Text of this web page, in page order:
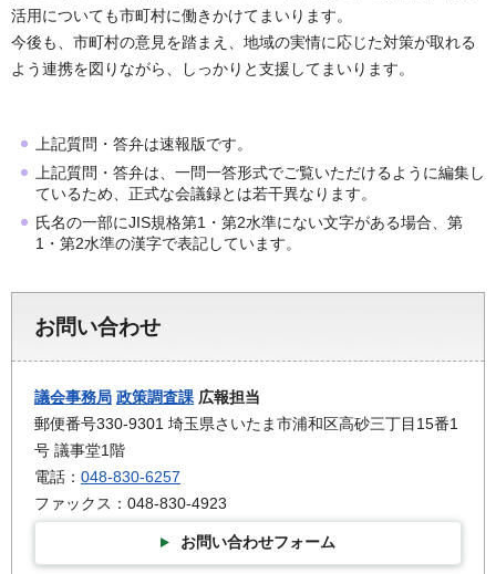
活用についても市町村に働きかけてまいります。
今後も、市町村の意見を踏まえ、地域の実情に応じた対策が取れる
よう連携を図りながら、しっかりと支援してまいります。
上記質問・答弁は速報版です。
上記質問・答弁は、一問一答形式でご覧いただけるように編集し
ているため、正式な会議録とは若干異なります。
氏名の一部にJIS規格第1・第2水準にない文字がある場合、第
1・第2水準の漢字で表記しています。
お問い合わせ
議会事務局 政策調査課 広報担当
郵便番号330-9301 埼玉県さいたま市浦和区高砂三丁目15番1
号 議事堂1階
電話： 048-830-6257
ファックス：048-830-4923
お問い合わせフォーム